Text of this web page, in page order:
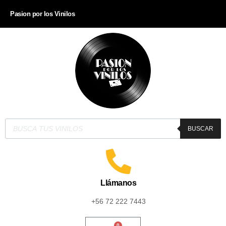
Pasion por los Vinilos
BUSCAR
Llámanos
+56 72 222 7443